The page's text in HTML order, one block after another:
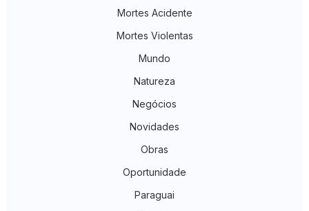
Mortes Acidente
Mortes Violentas
Mundo
Natureza
Negócios
Novidades
Obras
Oportunidade
Paraguai